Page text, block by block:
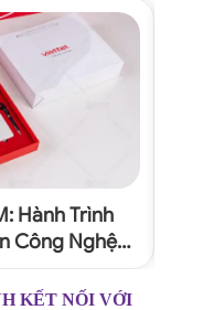
Hành Trình
Công Nghệ
KẾT NỐI VỚI